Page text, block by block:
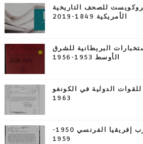
للصحف التاريخية
الأمريكية 1849-2019
البريطانية للشرق
الأوسط 1953-1956
الدولية في الكونغو
1963
الشؤون السياسية لغرب إفريقيا الفرنسي 1950-
1959